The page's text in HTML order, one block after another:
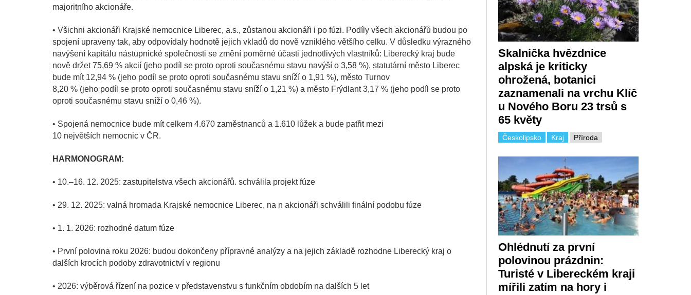
majoritního akcionáře.
• Všichni akcionáři Krajské nemocnice Liberec, a.s., zůstanou akcionáři i po fúzi. Podíly všech akcionářů budou po
spojení upraveny tak, aby odpovídaly hodnotě jejich vkladů do nově vzniklého většího celku. V důsledku výrazného
navýšení kapitálu nástupnické společnosti se změní poměrné účasti jednotlivých vlastníků: Liberecký kraj bude
nově držet 75,69 % akcií (jeho podíl se proto oproti současnému stavu navýší o 3,58 %), statutární město Liberec
bude mít 12,94 % (jeho podíl se proto oproti současnému stavu sníží o 1,91 %), město Turnov
8,20 % (jeho podíl se proto oproti současnému stavu sníží o 1,21 %) a město Frýdlant 3,17 % (jeho podíl se proto
oproti současnému stavu sníží o 0,46 %).
• Spojená nemocnice bude mít celkem 4.670 zaměstnanců a 1.610 lůžek a bude patřit mezi
10 největších nemocnic v ČR.
HARMONOGRAM:
• 10.–16. 12. 2025: zastupitelstva všech akcionářů. schválila projekt fúze
• 29. 12. 2025: valná hromada Krajské nemocnice Liberec, na n akcionáři schválili finální podobu fúze
• 1. 1. 2026: rozhodné datum fúze
• První polovina roku 2026: budou dokončeny přípravné analýzy a na jejich základě rozhodne Liberecký kraj o
dalších krocích podoby zdravotnictví v regionu
• 2026: výběrová řízení na pozice v představenstvu s funkčním obdobím na dalších 5 let
Skalnička hvězdnice
alpská je kriticky
ohrožená, botanici
zaznamenali na vrchu Klíč
u Nového Boru 23 trsů s
65 květy
Českolipsko Kraj Příroda
Ohlédnutí za první
polovinou prázdnin:
Turisté v Libereckém kraji
mířili zatím na hory i